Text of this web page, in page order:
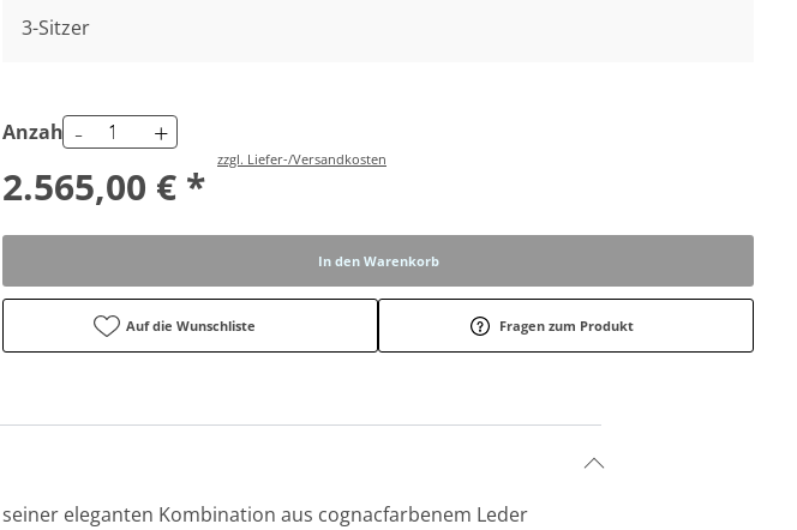
3-Sitzer
Anzahl - +
2.565,00 € *
zzgl. Liefer-/Versandkosten
In den Warenkorb
Auf die Wunschliste Fragen zum Produkt
eleganten Kombination aus cognacfarbenem Leder